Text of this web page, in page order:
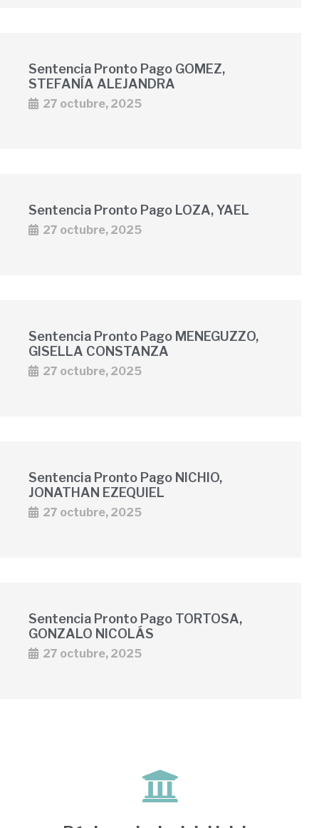
Sentencia Pronto Pago GOMEZ,
STEFANÍA ALEJANDRA
27 octubre, 2025
Sentencia Pronto Pago LOZA, YAEL
27 octubre, 2025
Sentencia Pronto Pago MENEGUZZO,
GISELLA CONSTANZA
27 octubre, 2025
Sentencia Pronto Pago NICHIO,
JONATHAN EZEQUIEL
27 octubre, 2025
Sentencia Pronto Pago TORTOSA,
GONZALO NICOLÁS
27 octubre, 2025